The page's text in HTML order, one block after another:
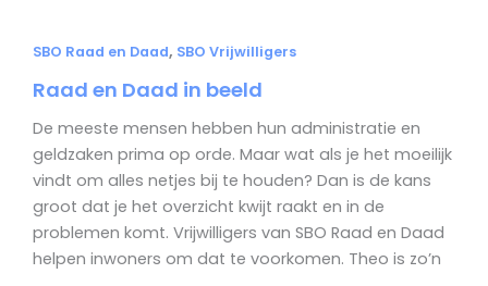
SBO Raad en Daad, SBO Vrijwilligers
Raad en Daad in beeld
De meeste mensen hebben hun administratie en
geldzaken prima op orde. Maar wat als je het moeilijk
vindt om alles netjes bij te houden? Dan is de kans
groot dat je het overzicht kwijt raakt en in de
problemen komt. Vrijwilligers van SBO Raad en Daad
helpen inwoners om dat te voorkomen. Theo is zo’n